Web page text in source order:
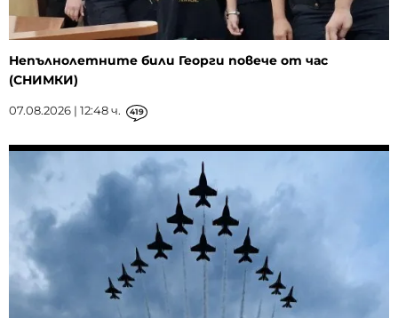
Непълнолетните били Георги повече от час
(СНИМКИ)
07.08.2026 | 12:48 ч. 419